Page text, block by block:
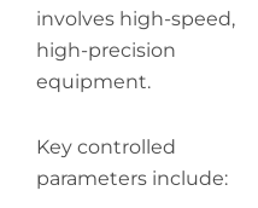
involves high-speed,
high-precision
equipment.
Key controlled
parameters include: